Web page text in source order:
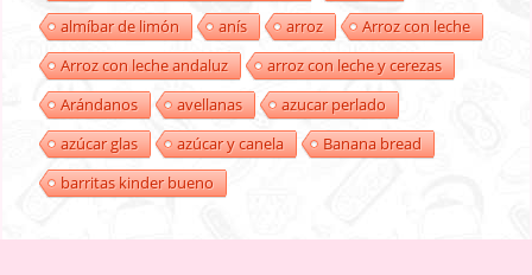
almíbar de limón
anís arroz
Arroz con leche
Arroz con leche andaluz
arroz con leche y cerezas
Arándanos
avellanas
azucar perlado
azúcar glas
azúcar y canela
Banana bread
barritas kinder bueno